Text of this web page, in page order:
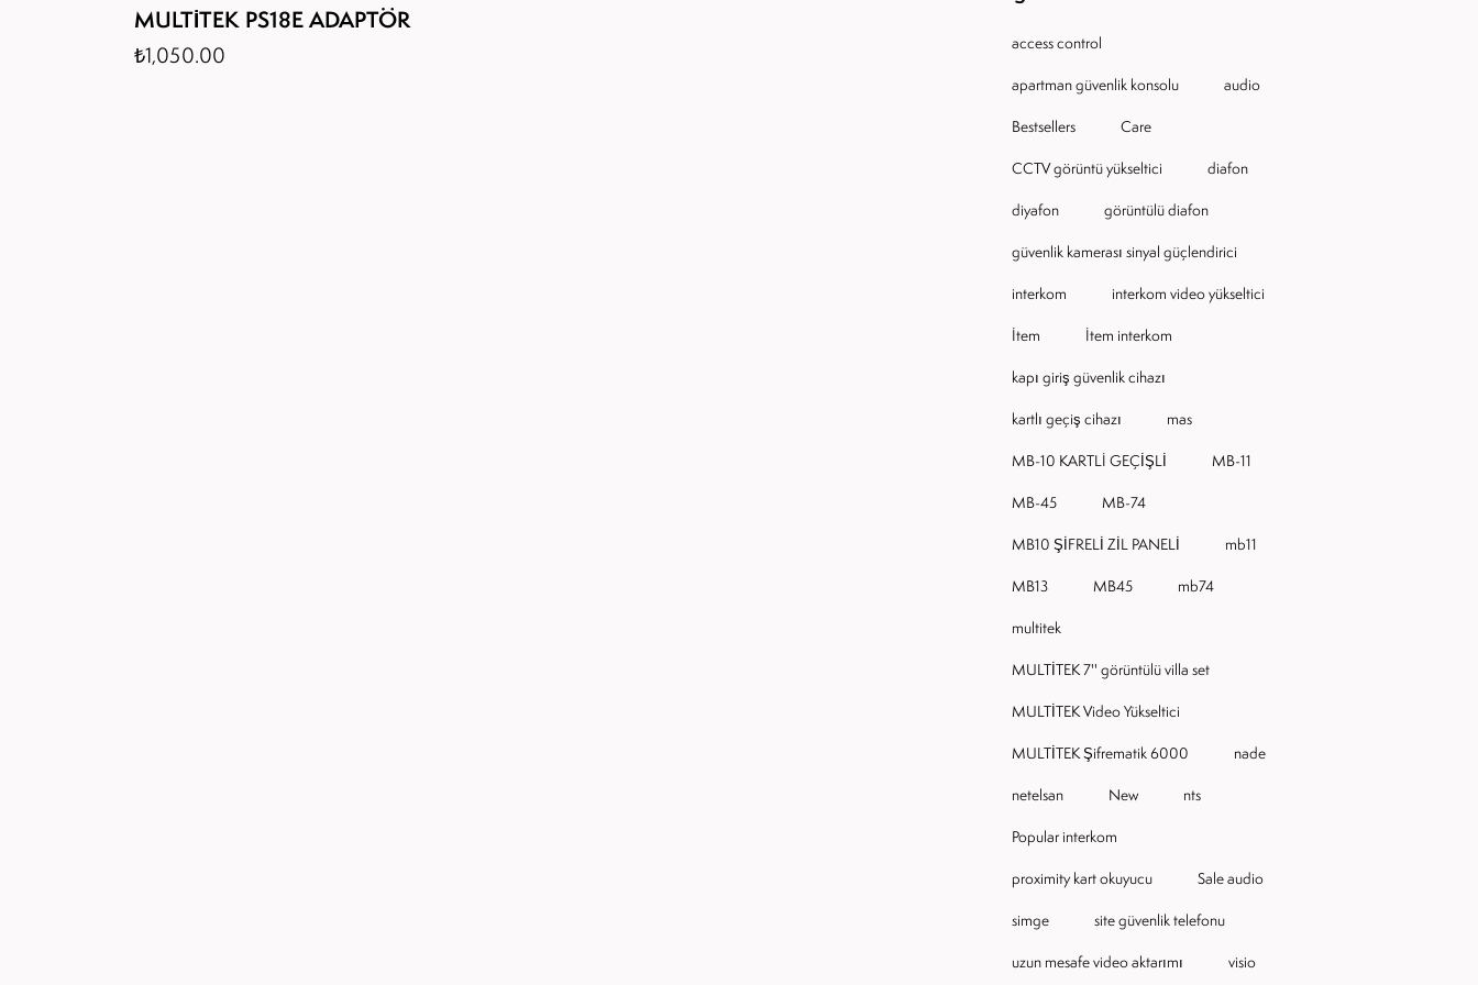
MULTİTEK PS18E ADAPTÖR
₺1,050.00 access control
apartman güvenlik konsolu audio
Bestsellers Care
CCTV görüntü yükseltici diafon
diyafon görüntülü diafon
güvenlik kamerası sinyal güçlendirici
interkom interkom video yükseltici
Item Item interkom
kapı giriş güvenlik cihazı
kartlı geçiş cihazı mas
MB-10 KARTLI GEÇİŞLİ MB-11
MB-45 MB-74
MB10 ŞİFRELİ ZİL PANELİ mb11
MB13 MB45 mb74
multitek
MULTİTEK 7'' görüntülü villa set
MULTİTEK Video Yükseltici
MULTİTEK Şifrematik 6000 nade
netelsan New nts
Popular interkom
proximity kart okuyucu Sale audio
simge site güvenlik telefonu
uzun mesafe video aktarımı visio